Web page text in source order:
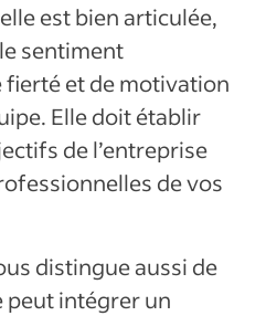
est bien articulée,
sentiment
fierté et de motivation
Elle doit établir
de l’entreprise
de vos
distingue aussi de
peut intégrer un